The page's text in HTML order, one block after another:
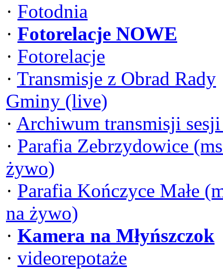
· Fotodnia
· Fotorelacje NOWE
· Fotorelacje
· Transmisje z Obrad Rady
Gminy (live)
· Archiwum transmisji
· Parafia Zebrzydowice
żywo)
· Parafia Kończyce Małe
na żywo)
· Kamera na Młyńszczok
· videorepotaże